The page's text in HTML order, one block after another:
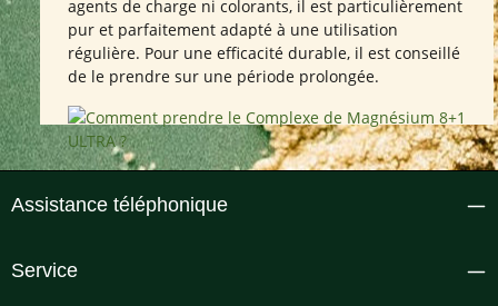
agents de charge ni colorants, il est particulièrement
pur et parfaitement adapté à une utilisation
régulière. Pour une efficacité durable, il est conseillé
de le prendre sur une période prolongée.
Assistance téléphonique
Service